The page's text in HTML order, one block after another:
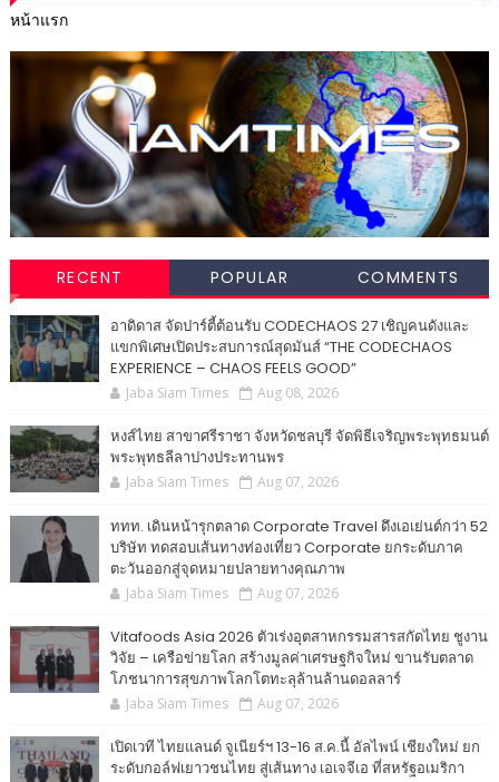
หน้าแรก
RECENT POPULAR COMMENTS
อาดิดาส จัดปาร์ตี้ต้อนรับ CODECHAOS 27 เชิญคนดังและ
แขกพิเศษเปิดประสบการณ์สุดมันส์ “THE CODECHAOS
EXPERIENCE – CHAOS FEELS GOOD”
Jaba Siam Times Aug 08, 2026
หงส์ไทย สาขาศรีราชา จังหวัดชลบุรี จัดพิธีเจริญพระพุทธมนต์
พระพุทธลีลาปางประทานพร
Jaba Siam Times Aug 07, 2026
ททท. เดินหน้ารุกตลาด Corporate Travel ดึงเอเย่นต์กว่า 52
บริษัท ทดสอบเส้นทางท่องเที่ยว Corporate ยกระดับภาค
ตะวันออกสู่จุดหมายปลายทางคุณภาพ
Jaba Siam Times Aug 07, 2026
Vitafoods Asia 2026 ตัวเร่งอุตสาหกรรมสารสกัดไทย ชูงาน
วิจัย – เครือข่ายโลก สร้างมูลค่าเศรษฐกิจใหม่ ขานรับตลาด
โภชนาการสุขภาพโลกโตทะลุล้านล้านดอลลาร์
Jaba Siam Times Aug 07, 2026
เปิดเวที ไทยแลนด์ จูเนียร์ฯ 13-16 ส.ค.นี้ อัลไพน์ เชียงใหม่ ยก
ระดับกอล์ฟเยาวชนไทย สู่เส้นทาง เอเจจีเอ ที่สหรัฐอเมริกา